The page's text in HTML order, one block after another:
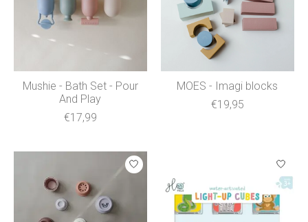
Mushie - Bath Set - Pour
And Play
€17,99
MOES - Imagi blocks
€19,95